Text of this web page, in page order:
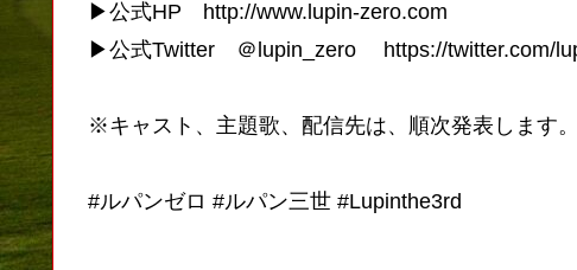
▶︎公式HP http://www.lupin-zero.com
▶︎公式Twitter ＠lupin_zero https://twitter.com/
※キャスト、主題歌、配信先は、順次発表します。
#ルパンゼロ #ルパン三世 #Lupinthe3rd